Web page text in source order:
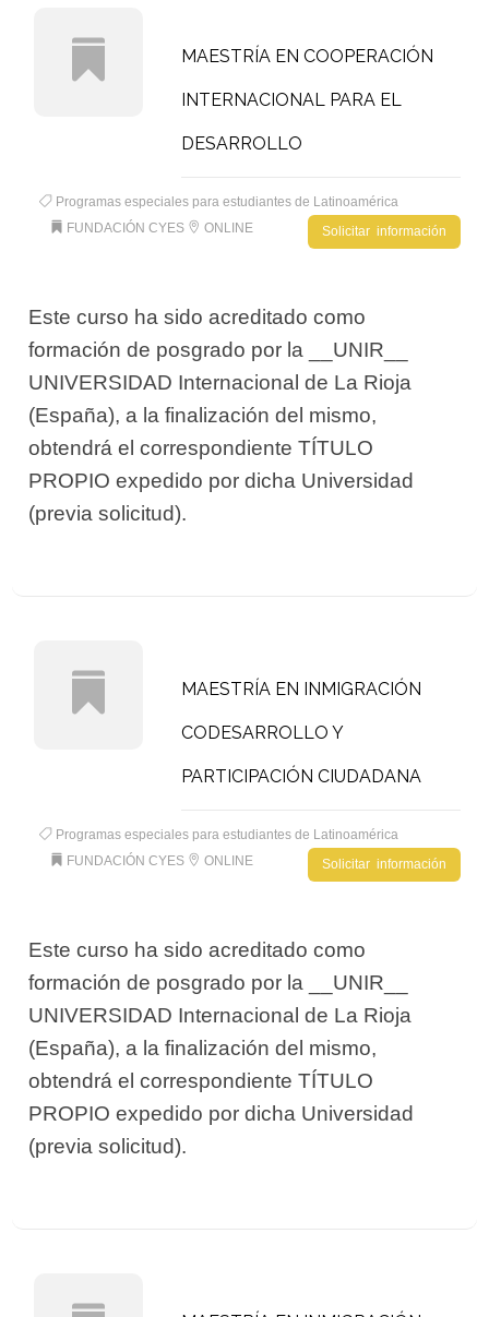
MAESTRÍA EN COOPERACIÓN
INTERNACIONAL PARA EL
DESARROLLO
Programas especiales para estudiantes de Latinoamérica
FUNDACIÓN CYES
ONLINE Solicitar información
Este curso ha sido acreditado como
formación de posgrado por la __UNIR__
UNIVERSIDAD Internacional de La Rioja
(España), a la finalización del mismo,
obtendrá el correspondiente TÍTULO
PROPIO expedido por dicha Universidad
(previa solicitud).
MAESTRÍA EN INMIGRACIÓN
CODESARROLLO Y
PARTICIPACIÓN CIUDADANA
Programas especiales para estudiantes de Latinoamérica
FUNDACIÓN CYES
ONLINE Solicitar información
Este curso ha sido acreditado como
formación de posgrado por la __UNIR__
UNIVERSIDAD Internacional de La Rioja
(España), a la finalización del mismo,
obtendrá el correspondiente TÍTULO
PROPIO expedido por dicha Universidad
(previa solicitud).